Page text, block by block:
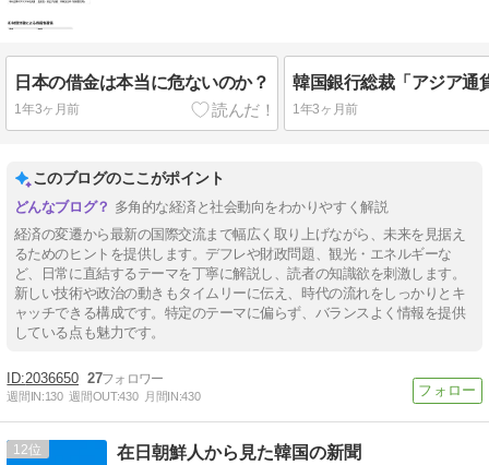
日本の借金は本当に危ないのか？
1年3ヶ月前 1年3ヶ月前
このブログのここがポイント
多角的な経済と社会動向をわかりやすく解説
経済の変遷から最新の国際交流まで幅広く取り上げながら、未来を見据え
るためのヒントを提供します。デフレや財政問題、観光・エネルギーな
ど、日常に直結するテーマを丁寧に解説し、読者の知識欲を刺激します。
新しい技術や政治の動きもタイムリーに伝え、時代の流れをしっかりとキ
ャッチできる構成です。特定のテーマに偏らず、バランスよく情報を提供
している点も魅力です。
2036650 27
週間IN:130 週間OUT:430 月間IN:430
12 在日朝鮮人から見た韓国の新聞